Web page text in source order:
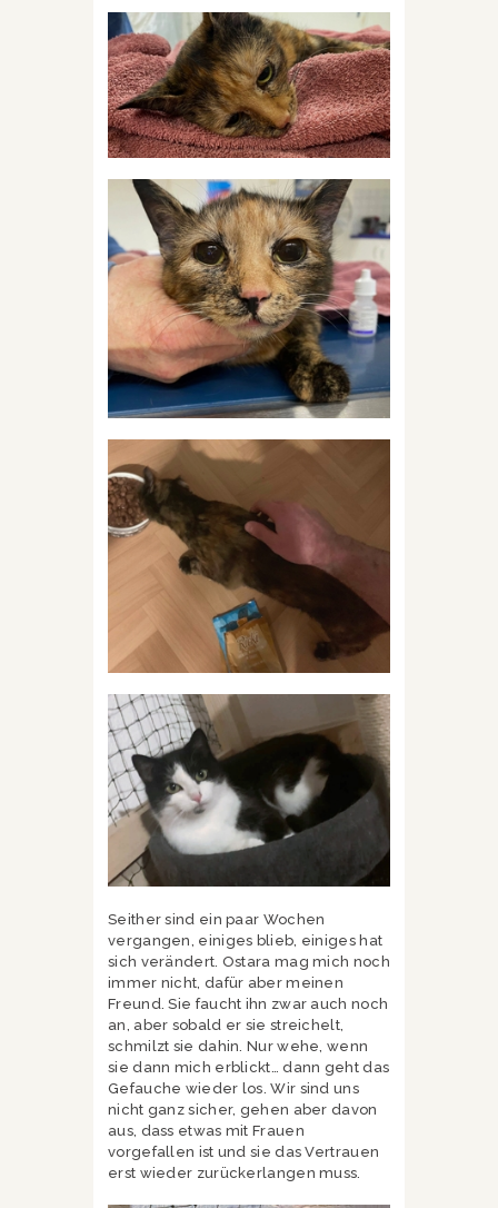
Seither sind ein paar Wochen
vergangen, einiges blieb, einiges hat
sich verändert. Ostara mag mich noch
immer nicht, dafür aber meinen
Freund. Sie faucht ihn zwar auch noch
an, aber sobald er sie streichelt,
schmilzt sie dahin. Nur wehe, wenn
sie dann mich erblickt… dann geht das
Gefauche wieder los. Wir sind uns
nicht ganz sicher, gehen aber davon
aus, dass etwas mit Frauen
vorgefallen ist und sie das Vertrauen
erst wieder zurückerlangen muss.